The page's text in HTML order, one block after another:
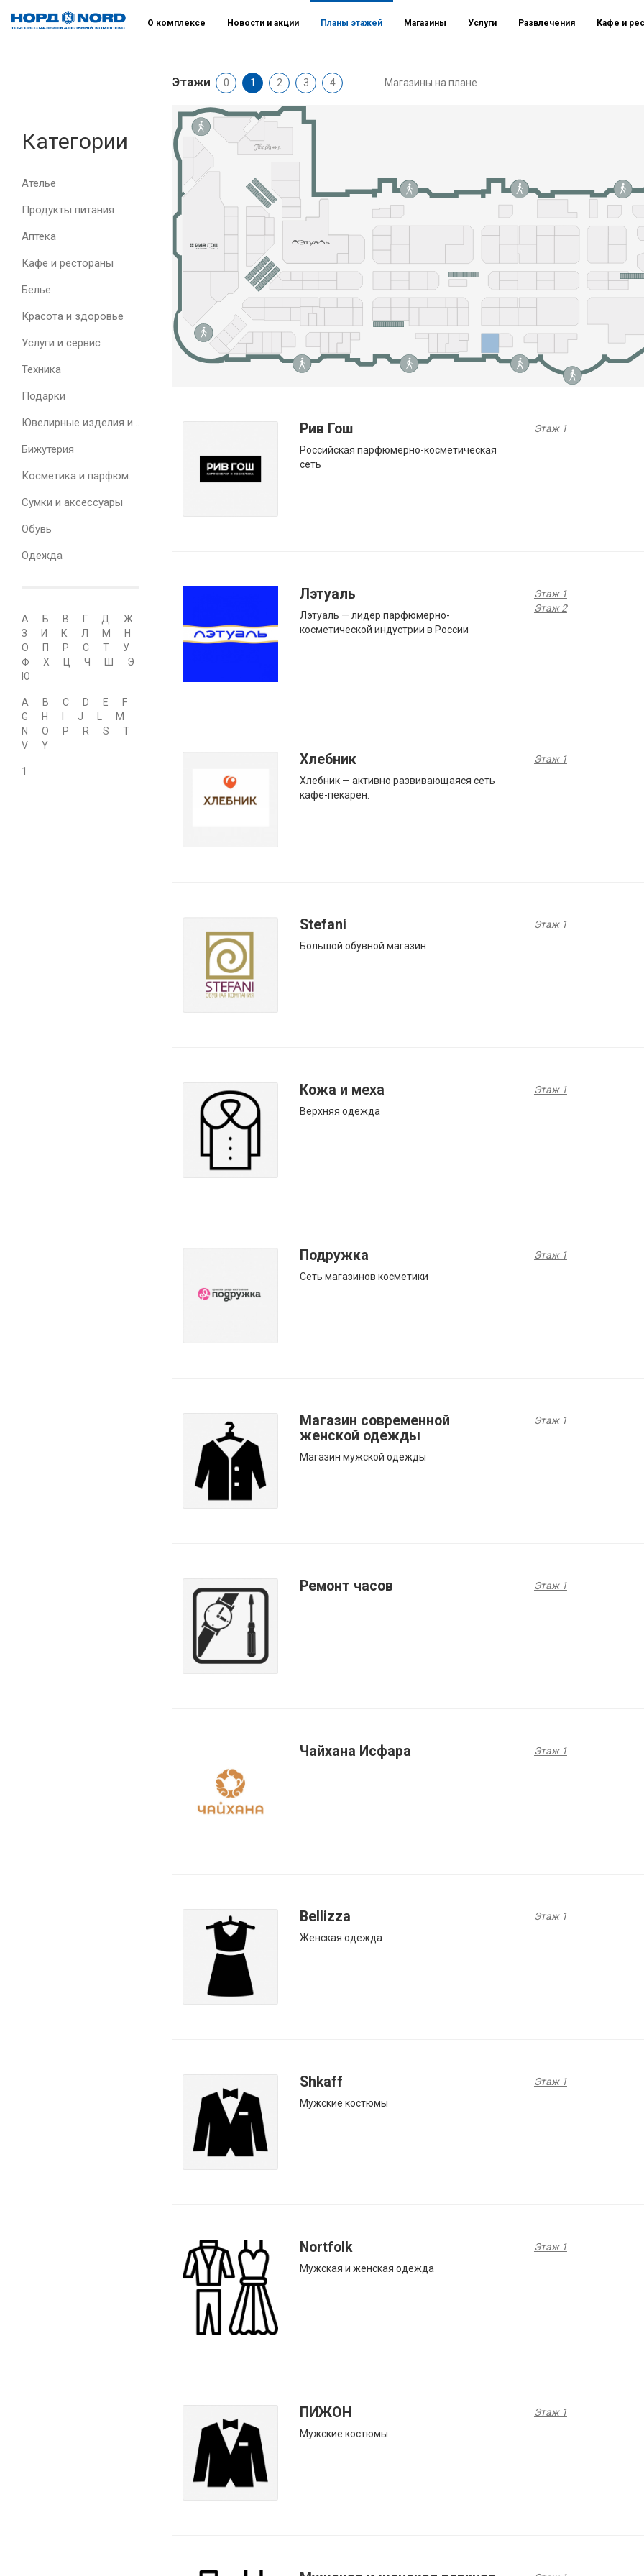
Категории
Ателье
Продукты питания
Аптека
Кафе и рестораны
Белье
Красота и здоровье
Услуги и сервис
Техника
Подарки
Бижутерия
Сумки и аксессуары
Обувь
Одежда
А Б В Г Д
Ж
З
И К Л М
Н
О
П Р С Т
У
Ф
Х Ц Ч
Э
Ю
A B C D E
F
G
H J
M
N
O P R S
T
V
Y
1
О комплексе Новости и акции Планы этажей Магазины Услуги Развлечения Кафе и
Этажи 0 1 2 3 4 Магазины на плане
Рив Гош
Российская парфюмерно-косметическая
сеть
Этаж 1
Лэтуаль
Лэтуаль — лидер парфюмерно-
косметической индустрии в России
Этаж 1
Этаж 2
Хлебник
Хлебник — активно развивающаяся сеть
кафе-пекарен.
Этаж 1
Stefani
Большой обувной магазин
Этаж 1
Кожа и меха
Верхняя одежда
Этаж 1
Подружка
Сеть магазинов косметики
Этаж 1
Магазин современной
женской одежды
Магазин мужской одежды
Этаж 1
Ремонт часов Этаж 1
Чайхана Исфара Этаж 1
Bellizza
Женская одежда
Этаж 1
Shkaff
Мужские костюмы
Этаж 1
Nortfolk
Мужская и женская одежда
Этаж 1
ПИЖОН
Мужские костюмы
Этаж 1